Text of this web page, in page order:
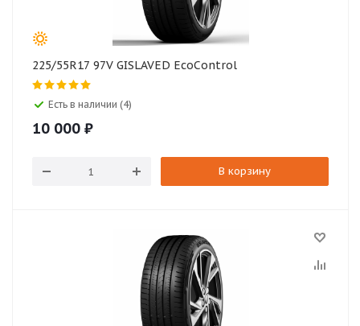
225/55R17 97V GISLAVED EcoControl
Есть в наличии (4)
10 000 ₽
В корзину